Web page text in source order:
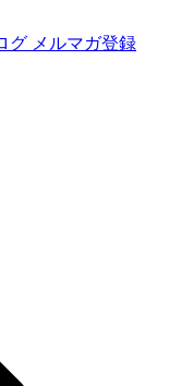
グ メルマガ登録